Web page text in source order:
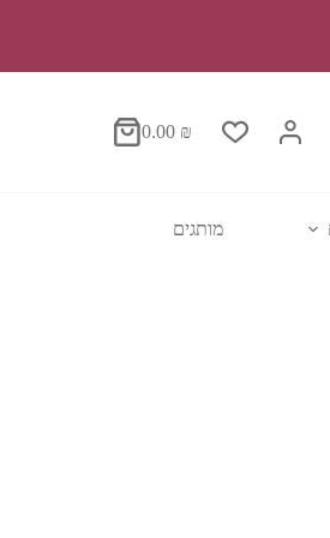
סל0.00 ₪
מותגים